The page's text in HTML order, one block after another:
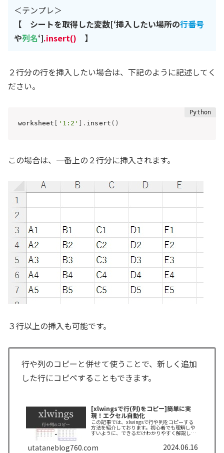
＜テンプレ＞
【 シートを取得した変数[‘挿入したい場所の行番号
や列名‘].insert() 】
２行分の行を挿入したい場合は、下記のように記述してく
ださい。
worksheet '1:2' . insert ( )
この場合は、一番上の２行分に挿入されます。
３行以上の挿入も可能です。
行や列のコピーと併せて使うことで、新しく追加
した行にコピペすることもできます。
[xlwingsで行(列)をコピー]簡単に実
現！エクセル自動化
この記事では、xlwingsで行や列をコピーする
方法を紹介しております。初心者でも理解しや
すいように、できるだけわかりやすく解説して
おりますので、ぜひ最後まで読んでいってくだ
utataneblog760.com 2024.06.16